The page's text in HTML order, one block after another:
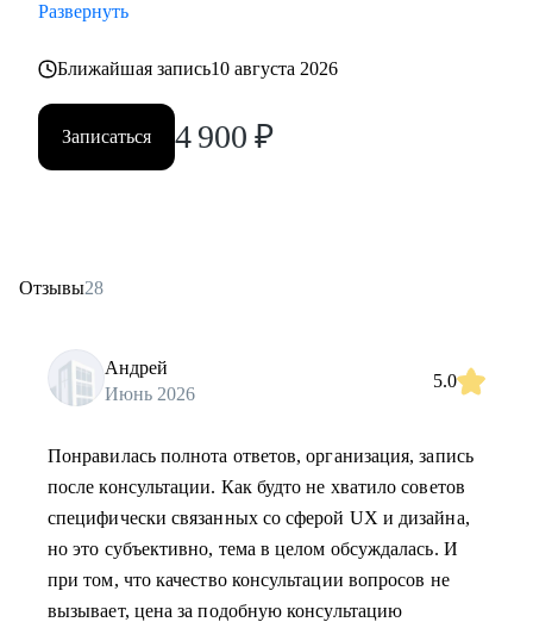
Развернуть
Ближайшая запись10 августа 2026
Записаться 4 900 ₽
Отзывы28
Андрей
Июнь 2026
5.0
Понравилась полнота ответов, организация, запись
после консультации. Как будто не хватило советов
специфически связанных со сферой UX и дизайна,
но это субъективно, тема в целом обсуждалась. И
при том, что качество консультации вопросов не
вызывает, цена за подобную консультацию